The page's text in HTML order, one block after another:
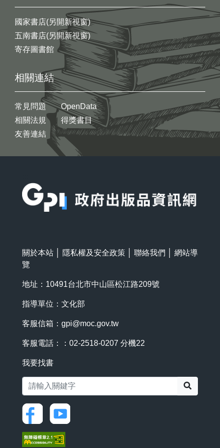
國家書店(另開新視窗)
五南書店(另開新視窗)
寄存圖書館
相關連結
常見問題
相關法規
友善連結
OpenData
得獎書目
關於本站 隱私權及安全政策 聯絡我們
網站導
覽
地址：10491台北市中山區松江路209號
指導單位：文化部
客服信箱： gpi@moc.gov.tw
客服電話：：02-2518-0207 分機22
我要找書